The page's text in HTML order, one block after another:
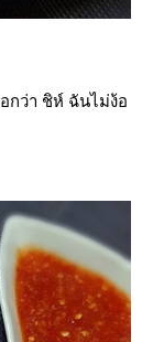
กว่า ชิห์ ฉันไม่ง้อ